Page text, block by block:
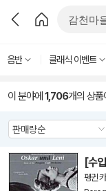
음반 클래식 이벤트
이 분야에 1,706개의 상품
[수
펭귄